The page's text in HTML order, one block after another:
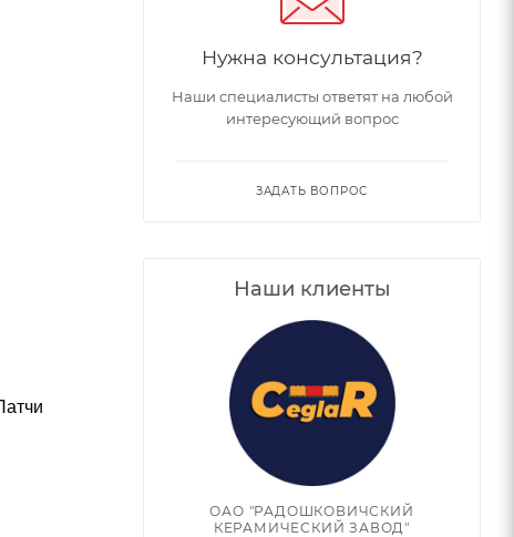
Нужна консультация?
Наши специалисты ответят на любой
интересующий вопрос
ЗАДАТЬ ВОПРОС
Наши клиенты
ОАО "РАДОШКОВИЧСКИЙ
КЕРАМИЧЕСКИЙ ЗАВОД"